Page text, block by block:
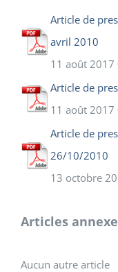
Article de
avril 2010
11 août 2017
Article de
11 août 2017
Article de
26/10/2010
13 octobre
Articles
Aucun autre article